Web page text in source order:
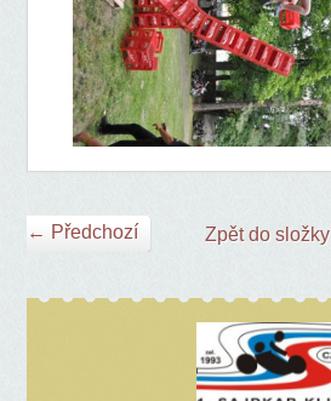
← Předchozí Zpět do složky